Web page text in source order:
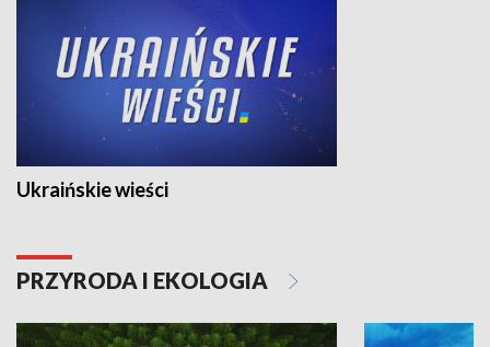
Ukraińskie wieści
PRZYRODA I EKOLOGIA